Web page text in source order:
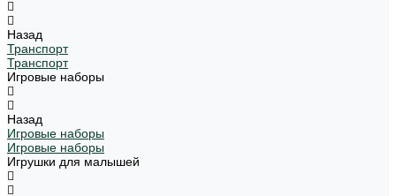
Назад
Транспорт
Транспорт
Игровые наборы
Назад
Игровые наборы
Игровые наборы
Игрушки для малышей